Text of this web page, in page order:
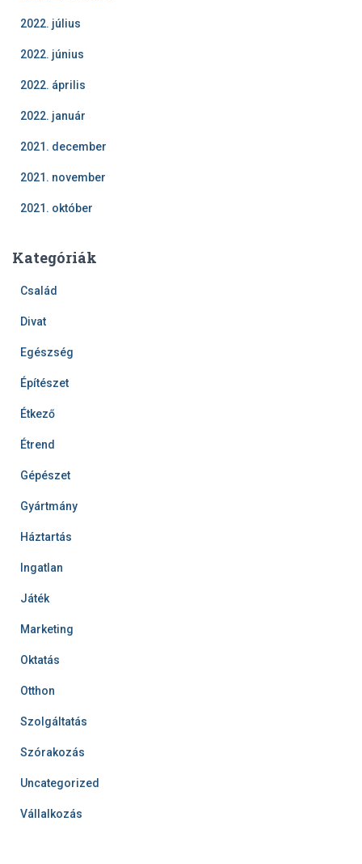
2022. július
2022. június
2022. április
2022. január
2021. december
2021. november
2021. október
Kategóriák
Család
Divat
Egészség
Építészet
Étkező
Étrend
Gépészet
Gyártmány
Háztartás
Ingatlan
Játék
Marketing
Oktatás
Otthon
Szolgáltatás
Szórakozás
Uncategorized
Vállalkozás